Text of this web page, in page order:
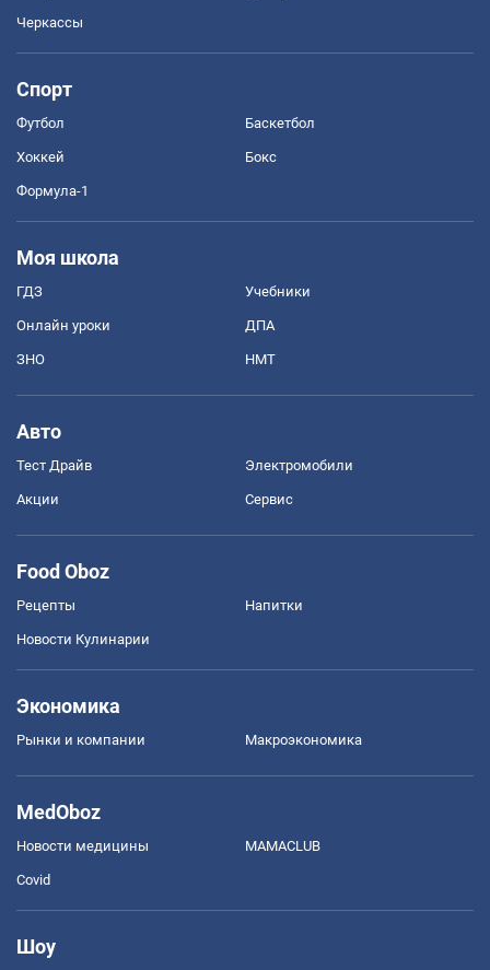
Черкассы
Спорт
Футбол Баскетбол
Хоккей Бокс
Формула-1
Моя школа
ГДЗ Учебники
Онлайн уроки ДПА
ЗНО НМТ
Авто
Тест Драйв Электромобили
Акции Сервис
Food Oboz
Рецепты Напитки
Новости Кулинарии
Экономика
Рынки и компании Mакроэкономика
MedOboz
Новости медицины MAMACLUB
Covid
Шоу